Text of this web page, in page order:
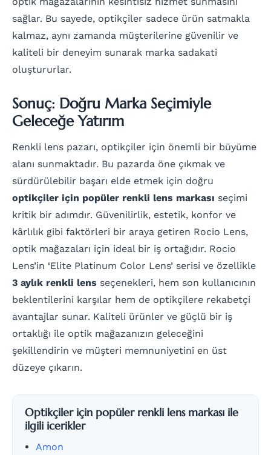
sağlar. Bu sayede, optikçiler sadece ürün satmakla
kalmaz, aynı zamanda müşterilerine güvenilir ve
kaliteli bir deneyim sunarak marka sadakati
oluştururlar.
Sonuç: Doğru Marka Seçimiyle
Geleceğe Yatırım
Renkli lens pazarı, optikçiler için önemli bir büyüme
alanı sunmaktadır. Bu pazarda öne çıkmak ve
sürdürülebilir başarı elde etmek için doğru
optikçiler için popüler renkli lens markası seçimi
kritik bir adımdır. Güvenilirlik, estetik, konfor ve
kârlılık gibi faktörleri bir araya getiren Rocio Lens,
optik mağazaları için ideal bir iş ortağıdır. Rocio
Lens’in ‘Elite Platinum Color Lens’ serisi ve özellikle
3 aylık renkli lens seçenekleri, hem son kullanıcının
beklentilerini karşılar hem de optikçilere rekabetçi
avantajlar sunar. Kaliteli ürünler ve güçlü bir iş
ortaklığı ile optik mağazanızın geleceğini
şekillendirin ve müşteri memnuniyetini en üst
düzeye çıkarın.
Optikçiler için popüler renkli lens markası ile
ilgili icerikler
Amon